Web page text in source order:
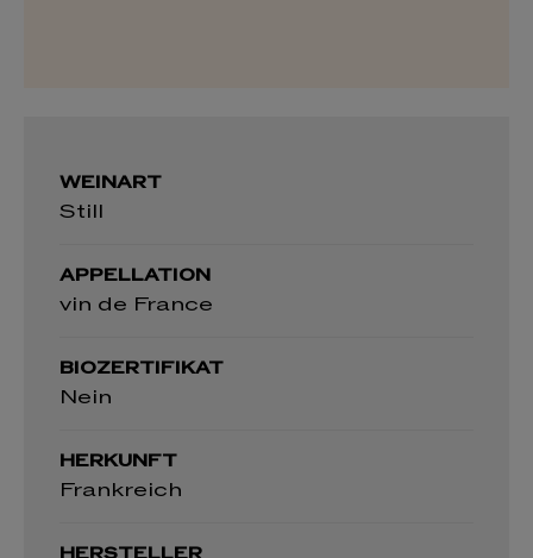
WEINART
Still
APPELLATION
vin de France
BIOZERTIFIKAT
Nein
HERKUNFT
Frankreich